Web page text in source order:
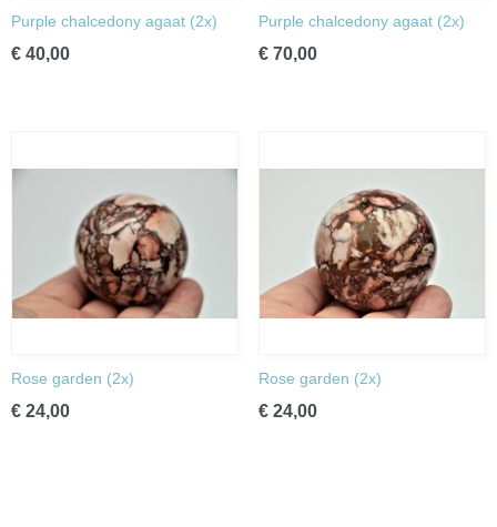
Purple chalcedony agaat (2x)
€ 40,00
Purple chalcedony agaat (2x)
€ 70,00
Rose garden (2x)
€ 24,00
Rose garden (2x)
€ 24,00